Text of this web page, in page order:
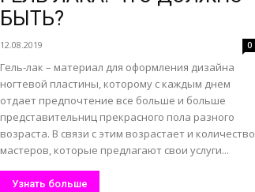
БЫТЬ?
12.08.2019 0
Гель-лак – материал для оформления дизайна
ногтевой пластины, которому с каждым днем
отдает предпочтение все больше и больше
представительниц прекрасного пола разного
возраста. В связи с этим возрастает и количество
мастеров, которые предлагают свои услуги...
Узнать больше